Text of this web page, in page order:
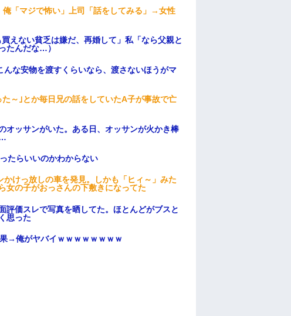
「マジで怖い」上司「話をしてみる」→女性
えない貧乏は嫌だ、再婚して」私「なら父親と
たんだな…）
な安物を渡すくらいなら、渡さないほうがマ
～｣とか毎日兄の話をしていたA子が事故で亡
オッサンがいた。ある日、オッサンが火かき棒
たらいいのかわからない
けっ放しの車を発見。しかも「ヒィ～」みた
女の子がおっさんの下敷きになってた
評価スレで写真を晒してた。ほとんどがブスと
思った
→俺がヤバイｗｗｗｗｗｗｗｗ